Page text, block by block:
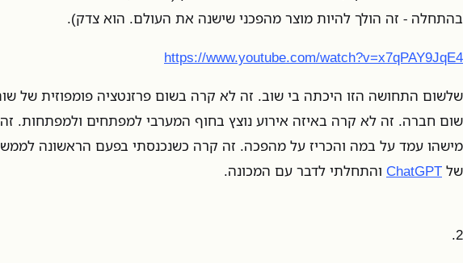
בהתחלה - זה הולך להיות מוצר מהפכני שישנה את העולם. הוא צדק).
https://www.youtube.com/watch?v=x7qPAY9JqE4
שלשום התחושה הזו היכתה בי שוב. זה לא קרה בשום פרזנטציה פומפוזית של
שום חברה. זה לא קרה באיזה אירוע נוצץ בחוף המערבי למפתחים ולמפתחות.
מישהו עמד על במה והכריז על מהפכה. זה קרה כשנכנסתי בפעם הראשונה
של ChatGPT והתחלתי לדבר עם המכונה.
2.